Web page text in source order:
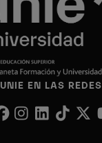
UNIE EN LAS REDES